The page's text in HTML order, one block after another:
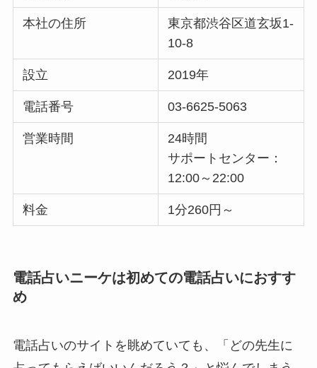
本社の住所
東京都渋谷区道玄坂1-
10-8
設立 2019年
電話番号 03-6625-5063
営業時間
24時間
サポートセンター：
12:00～22:00
料金 1分260円～
電話占いニーケは初めての電話占いにおすす
め
電話占いのサイトを眺めていても、「どの先生に